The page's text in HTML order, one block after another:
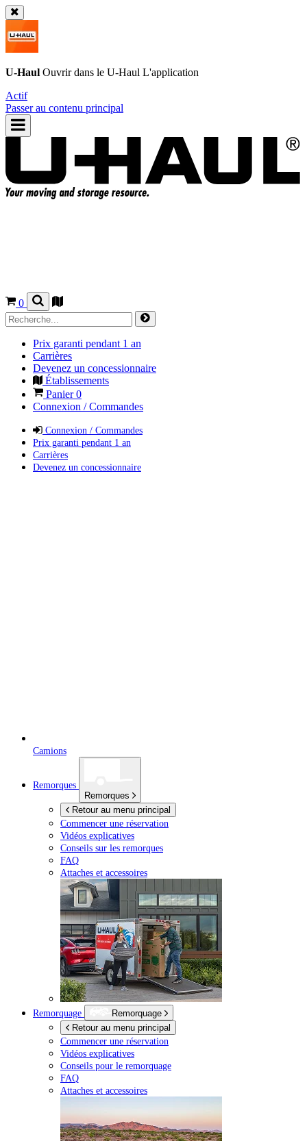
U-Haul Ouvrir dans le U-Haul L'application
Actif
Passer au contenu principal
0
Prix garanti pendant 1 an
Carrières
Devenez un concessionnaire
Établissements
Panier0
Connexion / Commandes
Connexion / Commandes
Prix garanti pendant 1 an
Carrières
Devenez un concessionnaire
Camions
Remorques
Remorques
Retour au menu principal
Commencer une réservation
Vidéos explicatives
Conseils sur les remorques
FAQ
Attaches et accessoires
Remorquage
Remorquage
Retour au menu principal
Commencer une réservation
Vidéos explicatives
Conseils pour le remorquage
FAQ
Attaches et accessoires